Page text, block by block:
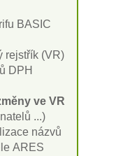
BASIC
rejstřík (VR)
DPH
ve VR
...)
názvů
ARES